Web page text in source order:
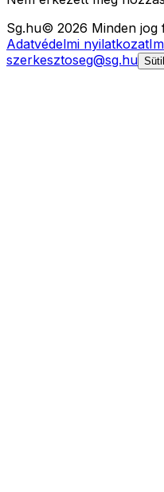
Sg.hu© 2026 Minden jog
Adatvédelmi nyilatkozat
szerkesztoseg@sg.hu